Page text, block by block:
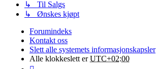
↳ Til Salgs
↳ Ønskes kjøpt
Forumindeks
Kontakt oss
Slett alle systemets informasjonskapsler
Alle klokkeslett erUTC+02:00